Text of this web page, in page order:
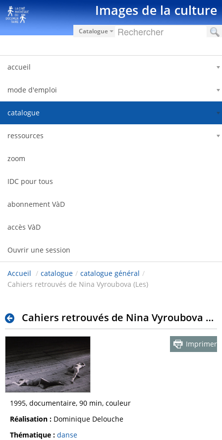
Saut au contenu Images de la culture
Catalogue
accueil
mode d'emploi
catalogue
ressources
zoom
IDC pour tous
abonnement VàD
accès VàD
Ouvrir une session
Accueil / catalogue / catalogue général /
Cahiers retrouvés de Nina Vyroubova (Les)
Cahiers retrouvés de Nina Vyroubova (Les)
Imprimer
1995, documentaire, 90 min, couleur
Réalisation : Dominique Delouche
Thématique : danse